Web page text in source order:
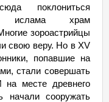
поклониться
ислама храм
зороастрийцы
свою веру. Но в XV
попавшие на
стали совершать
месте древнего
начали сооружать